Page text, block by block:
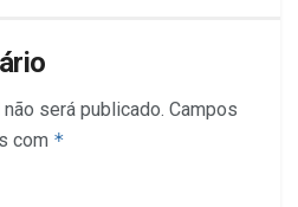
será publicado. Campos
com *